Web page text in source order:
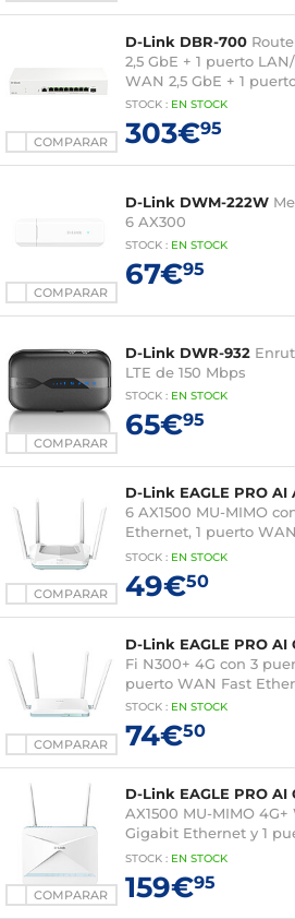
COMPARAR
D-Link DBR-700
2,5 GbE + 1 puerto
WAN 2,5 GbE + 1
STOCK : EN STOCK
303€95
COMPARAR
D-Link DWM-222W
6 AX300
STOCK : EN STOCK
67€95
COMPARAR
D-Link DWR-932
LTE de 150 Mbps
STOCK : EN STOCK
65€95
COMPARAR
D-Link EAGLE PRO AI
6 AX1500 MU-MIMO
Ethernet, 1 puerto
WPS
STOCK : EN STOCK
49€50
COMPARAR
D-Link EAGLE PRO AI
Fi N300+ 4G con 3
puerto WAN Fast
STOCK : EN STOCK
74€50
COMPARAR
D-Link EAGLE PRO AI
AX1500 MU-MIMO
Gigabit Ethernet y 1
Ethernet
STOCK : EN STOCK
159€95